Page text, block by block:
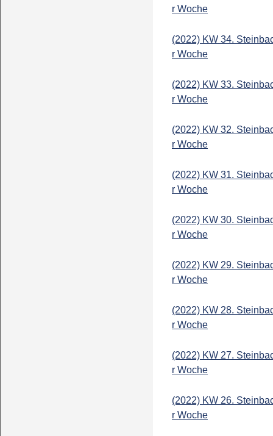
r Woche
(2022) KW 34.
r Woche
(2022) KW 33.
r Woche
(2022) KW 32.
r Woche
(2022) KW 31.
r Woche
(2022) KW 30.
r Woche
(2022) KW 29.
r Woche
(2022) KW 28.
r Woche
(2022) KW 27.
r Woche
(2022) KW 26.
r Woche